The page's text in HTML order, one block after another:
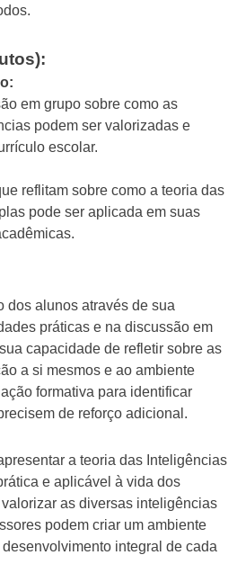
em grupo sobre como as
podem ser valorizadas e
escolar.
reflitam sobre como a teoria das
pode ser aplicada em suas
dos alunos através de sua
práticas e na discussão em
capacidade de refletir sobre as
a si mesmos e ao ambiente
formativa para identificar
de reforço adicional.
a teoria das Inteligências
e aplicável à vida dos
as diversas inteligências
podem criar um ambiente
integral de cada